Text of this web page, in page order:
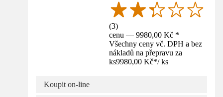
(3)
cenu — 9980,00 Kč *
Všechny ceny vč. DPH a bez
nákladů na přepravu za
ks9980,00 Kč*/ ks
Koupit on-line